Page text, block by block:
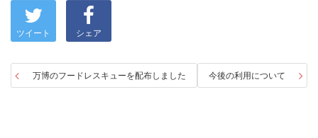
ツイート シェア
今後の利用について
万博のフードレスキューを配布しました